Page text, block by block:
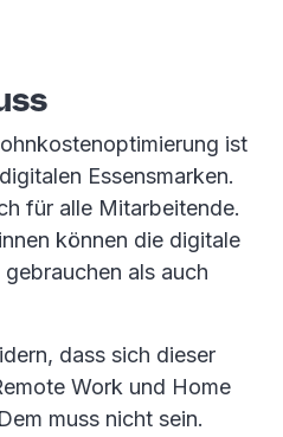
ist
Essensmarken.
für alle Mitarbeitende.
können die digitale
als auch
dass sich dieser
Work und Home
muss nicht sein.